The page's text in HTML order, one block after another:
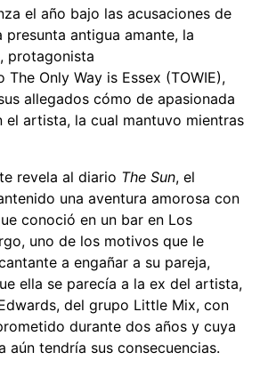
el año bajo las acusaciones de
presunta antigua amante, la
protagonista
Only Way is Essex (TOWIE),
allegados cómo de apasionada
el artista, la cual mantuvo mientras
revela al diario The Sun, el
una aventura amorosa con
conoció en un bar en Los
uno de los motivos que le
a engañar a su pareja,
ella se parecía a la ex del artista,
del grupo Little Mix, con
durante dos años y cuya
aún tendría sus consecuencias.